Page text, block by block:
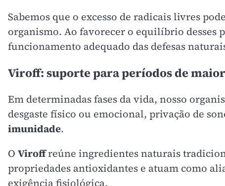
Sabemos que o excesso de radicais livres
organismo. Ao favorecer o equilíbrio desses
funcionamento adequado das defesas
Viroff: suporte para períodos de
Em determinadas fases da vida, nosso
desgaste físico ou emocional, privação de
imunidade.
O Viroffreúne ingredientes naturais
propriedades antioxidantes e atuam como
exigência fisiológica.